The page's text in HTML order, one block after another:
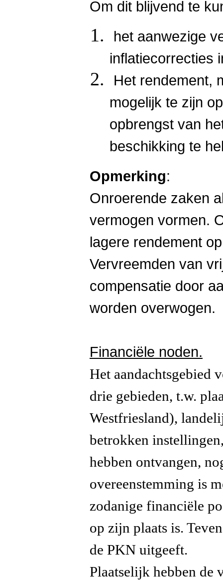
Om dit blijvend te
het aanwezige
inflatiecorrecties
Het rendement,
mogelijk te zijn
opbrengst van
beschikking te
Opmerking:
Onroerende zaken
vermogen vormen.
lagere rendement
Vervreemden van
compensatie door
worden overwogen.
Financiële noden.
Het aandachtsgebied
drie gebieden, t.w.
Westfriesland),
betrokken
hebben ontvangen,
overeenstemming is
zodanige financiële
op zijn plaats is.
de PKN uitgeeft.
Plaatselijk hebben de